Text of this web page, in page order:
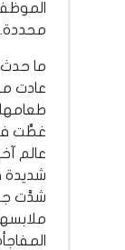
محددة.
ما
عادت
غطَّت
عالم
شديدة
شدَّت